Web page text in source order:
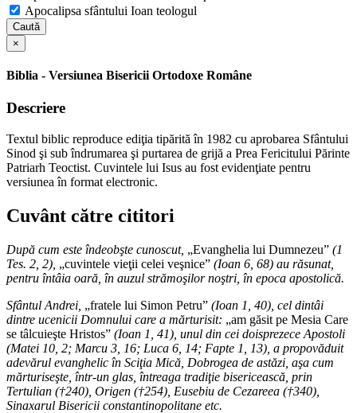
Apocalipsa sfântului Ioan teologul
Caută
×
Biblia - Versiunea Bisericii Ortodoxe Române
Descriere
Textul biblic reproduce ediţia tipărită în 1982 cu aprobarea Sfântului
Sinod şi sub îndrumarea şi purtarea de grijă a Prea Fericitului Părinte
Patriarh Teoctist. Cuvintele lui Isus au fost evidenţiate pentru
versiunea în format electronic.
Cuvânt către cititori
După cum este îndeobşte cunoscut, „Evanghelia lui Dumnezeu” (1
Tes. 2, 2), „cuvintele vieţii celei veşnice” (Ioan 6, 68) au răsunat,
pentru întâia oară, în auzul strămoşilor noştri, în epoca apostolică.
Sfântul Andrei, „fratele lui Simon Petru” (Ioan 1, 40), cel dintâi
dintre ucenicii Domnului care a mărturisit: „am găsit pe Mesia Care
se tâlcuieşte Hristos” (Ioan 1, 41), unul din cei doisprezece Apostoli
(Matei 10, 2; Marcu 3, 16; Luca 6, 14; Fapte 1, 13), a propovăduit
adevărul evanghelic în Sciţia Mică, Dobrogea de astăzi, aşa cum
mărturiseşte, într-un glas, întreaga tradiţie bisericească, prin
Tertulian (†240), Origen (†254), Eusebiu de Cezareea (†340),
Sinaxarul Bisericii constantinopolitane etc.